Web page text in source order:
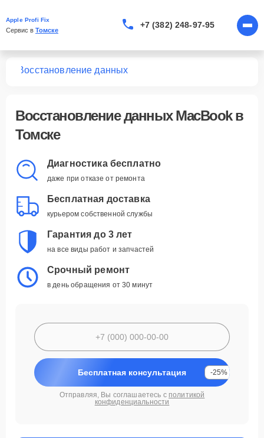
Apple Profi Fix
Сервис в Томске
+7 (382) 248-97-95
Восстановление данных
Восстановление данных MacBook в
Томске
Диагностика бесплатно
даже при отказе от ремонта
Бесплатная доставка
курьером собственной службы
Гарантия до 3 лет
на все виды работ и запчастей
Срочный ремонт
в день обращения от 30 минут
Бесплатная консультация -25%
Отправляя, Вы соглашаетесь с политикой
конфиденциальности